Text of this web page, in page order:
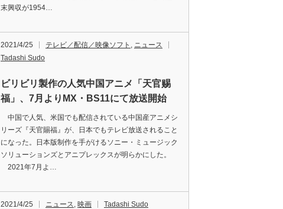
末興収が1954…
2021/4/25 テレビ／配信／映像ソフト , ニュース
Tadashi Sudo
ビリビリ製作の人気中国アニメ「天官赐
福」、7月よりMX・BS11にて放送開始
中国で人気、米国でも配信されている中国産アニメシ
リーズ『天官賜福』が、日本でもテレビ放送されること
になった。日本版制作を手がけるソニー・ミュージック
ソリューションズとアニプレックスが明らかにした。
2021年7月よ…
2021/4/25 ニュース, 映画 Tadashi Sudo